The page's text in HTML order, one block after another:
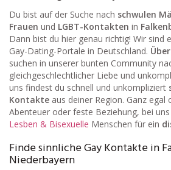
Du bist auf der Suche nach schwulen
Frauen und LGBT-Kontakten in
Dann bist du hier genau richtig! Wir sind
Gay-Dating-Portale in Deutschland.
suchen in unserer bunten Community
gleichgeschlechtlicher Liebe und
uns findest du schnell und unkompliziert
Kontakte aus deiner Region. Ganz egal
Abenteuer oder feste Beziehung, bei
Lesben & Bisexuelle Menschen für ein
Finde sinnliche Gay Kontakte in
Niederbayern